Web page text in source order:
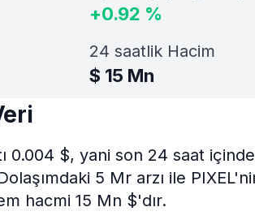
+0.92 %
24 saatlik Hacim
$ 15 Mn
0.004 $, yani son 24 saat
5 Mr arzı ile
hacmi 15 Mn $'dır.